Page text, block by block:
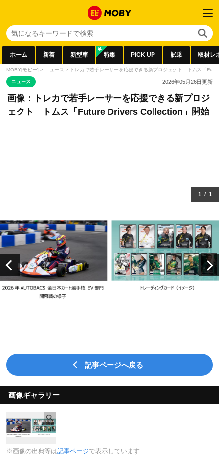
ホーム 新着 新型車 特集 PICK UP 試乗 取材レ
MOBY[モビー] > ニュース > トレカで若手レーサーを応援できる新プロジェクト トムス「
ニュース 2026年05月26日更新
画像：トレカで若手レーサーを応援できる新プロジ
ェクト トムス「Future Drivers Collection」開始
1 / 1
記事ページへ戻る
画像ギャラリー
※画像の出典等は記事ページで表示しています